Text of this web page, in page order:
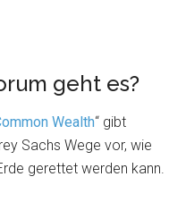
geht es?
Wealth“ gibt
Sachs Wege vor, wie
gerettet werden kann.